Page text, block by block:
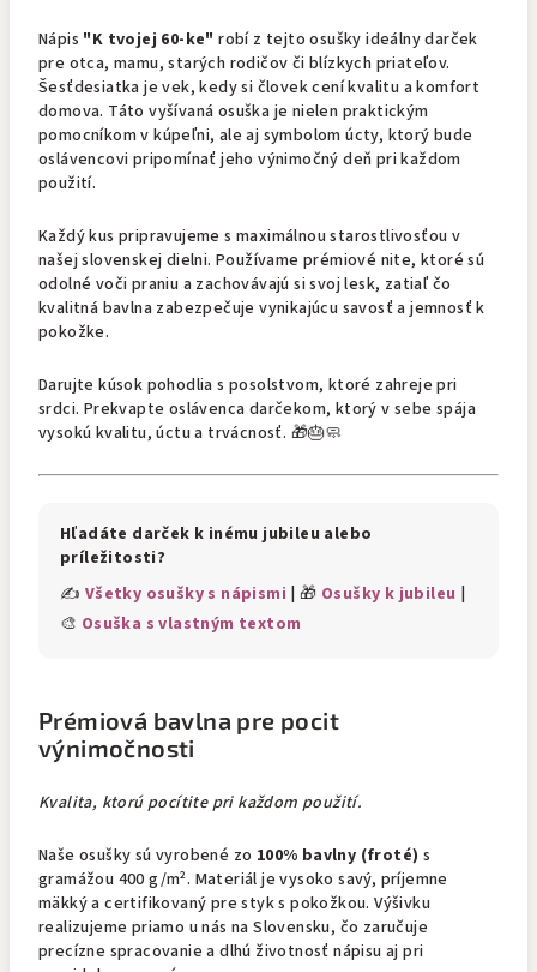
Nápis "K tvojej 60-ke" robí z tejto osušky ideálny darček
pre otca, mamu, starých rodičov či blízkych priateľov.
Šesťdesiatka je vek, kedy si človek cení kvalitu a komfort
domova. Táto vyšívaná osuška je nielen praktickým
pomocníkom v kúpeľni, ale aj symbolom úcty, ktorý bude
oslávencovi pripomínať jeho výnimočný deň pri každom
použití.
Každý kus pripravujeme s maximálnou starostlivosťou v
našej slovenskej dielni. Používame prémiové nite, ktoré sú
odolné voči praniu a zachovávajú si svoj lesk, zatiaľ čo
kvalitná bavlna zabezpečuje vynikajúcu savosť a jemnosť k
pokožke.
Darujte kúsok pohodlia s posolstvom, ktoré zahreje pri
srdci. Prekvapte oslávenca darčekom, ktorý v sebe spája
vysokú kvalitu, úctu a trvácnosť. 🎁🎂🧼
Hľadáte darček k inému jubileu alebo
príležitosti?
✍️ Všetky osušky s nápismi | 🎁 Osušky k jubileu
🎨 Osuška s vlastným textom
Prémiová bavlna pre pocit
výnimočnosti
Kvalita, ktorú pocítite pri každom použití.
Naše osušky sú vyrobené zo 100% bavlny (froté) s
gramážou 400 g/m². Materiál je vysoko savý, príjemne
mäkký a certifikovaný pre styk s pokožkou. Výšivku
realizujeme priamo u nás na Slovensku, čo zaručuje
precízne spracovanie a dlhú životnosť nápisu aj pri